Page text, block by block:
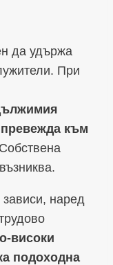
да удържа
При
към
наред
високи
подоходна